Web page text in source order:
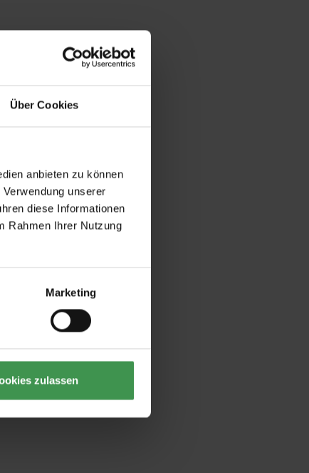
Über Cookies
anbieten zu können
unserer
diese Informationen
Rahmen Ihrer Nutzung
Marketing
zulassen